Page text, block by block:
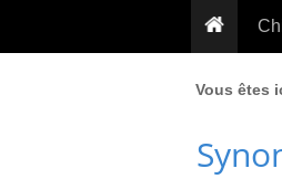
Vous êtes